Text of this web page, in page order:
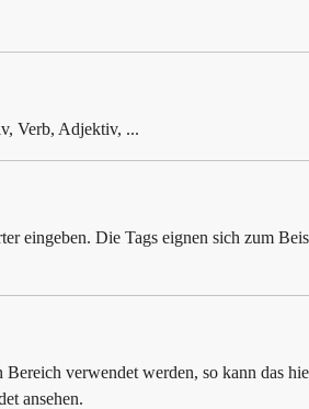
Verb, Adjektiv, ...
eingeben. Die Tags eignen sich zum
verwendet werden, so kann das
ansehen.